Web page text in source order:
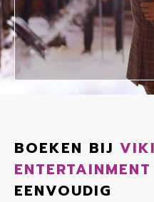
BOEKEN BIJ
ENTERTAINMENT
EENVOUDIG